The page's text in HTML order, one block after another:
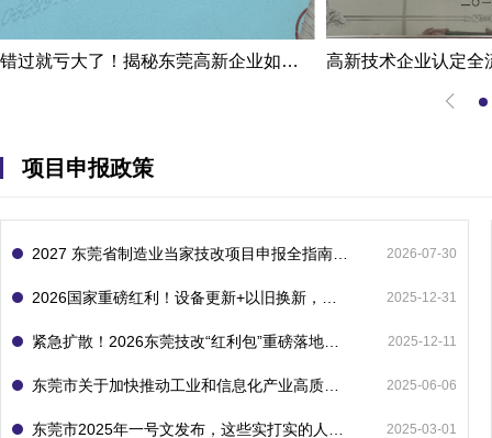
错过就亏大了！揭秘东莞高新企业如何轻松拿下省级技术改造项目300万补贴
项目申报政策
2026-07-30
2025-12-31
2025-12-11
2025-06-06
2025-03-01